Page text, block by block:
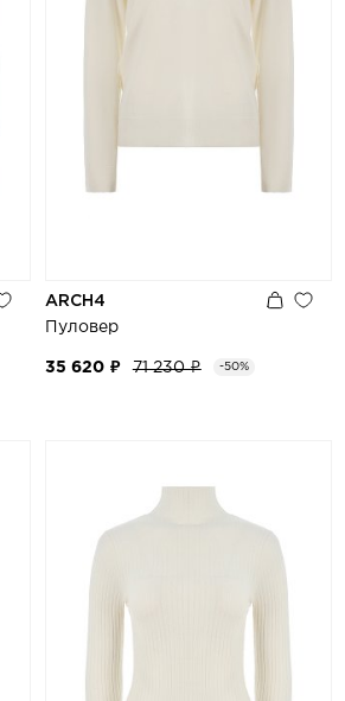
ARCH4
Пуловер
35 620 ₽ 71 230 ₽ -50%